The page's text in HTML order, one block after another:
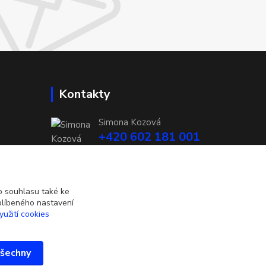
Kontakty
Simona Kozová
+420 602 181 001
souhlasu také ke
nastavení
cookies